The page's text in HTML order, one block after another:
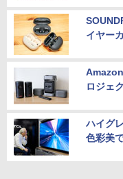
イヤー
ロジェ
ハイグ
色彩美